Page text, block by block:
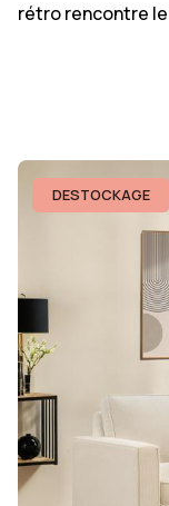
rétro rencontre
DESTOCKAGE